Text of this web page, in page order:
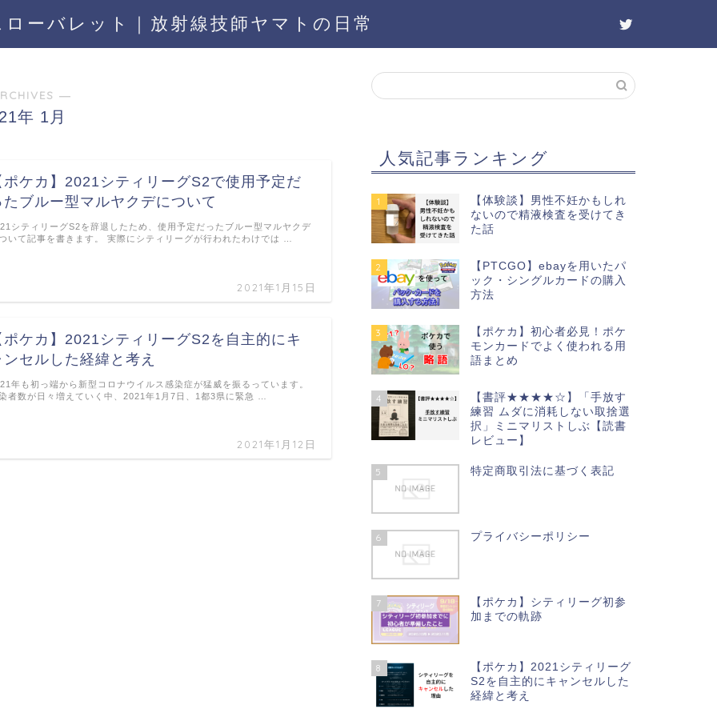
ローバレット｜放射線技師ヤマトの日常
―
年 1月
ポケカ】2021シティリーグS2で使用予定だ
たブルー型マルヤクデについて
2021年1月15日
シティリーグS2を辞退したため、使用予定だったブルー型マルヤクデ
いて記事を書きます。 実際にシティリーグが行われたわけでは …
ポケカ】2021シティリーグS2を自主的にキ
ンセルした経緯と考え
2021年1月12日
年も初っ端から新型コロナウイルス感染症が猛威を振るっています。
者数が日々増えていく中、2021年1月7日、1都3県に緊急 …
人気記事ランキング
1
【体験談】男性不妊かもしれ
ないので精液検査を受けてき
た話
2
【PTCGO】ebayを用いたパ
ック・シングルカードの購入
方法
3
【ポケカ】初心者必見！ポケ
モンカードでよく使われる用
語まとめ
4
【書評★★★★☆】「手放す
練習 ムダに消耗しない取捨選
択」ミニマリストしぶ【読書
レビュー】
5 特定商取引法に基づく表記
6 プライバシーポリシー
7
【ポケカ】シティリーグ初参
加までの軌跡
8
【ポケカ】2021シティリーグ
S2を自主的にキャンセルした
経緯と考え